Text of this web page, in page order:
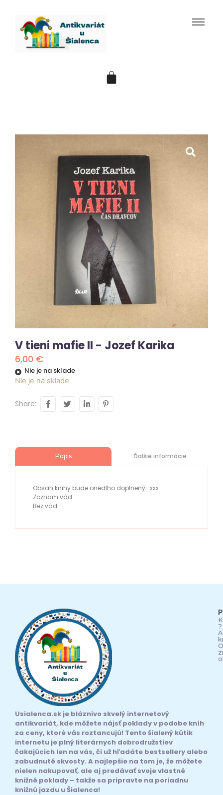
V tieni mafie II - Jozef Karika
6,00 €
Nie je na sklade
Nie je na sklade
Share:
Popis Ďalšie informácie
Obsah knihy bude onedlho doplnený… xxx
Zoznam vád:
Bez vád
Usialenca.sk je bláznivo skvelý internetový
antikvariát, kde môžete nájsť poklady v podobe kníh
za ceny, ktoré vás roztancujú! Tento šialený kútik
internetu je plný literárnych dobrodružstiev
čakajúcich len na vás, či už hľadáte bestsellery alebo
zabudnuté skvosty. A najlepšie na tom je, že môžete
nielen nakupovať, ale aj predávať svoje vlastné
knižné poklady – takže sa pripravte na poriadnu
knižnú jazdu u Šialenca!
?